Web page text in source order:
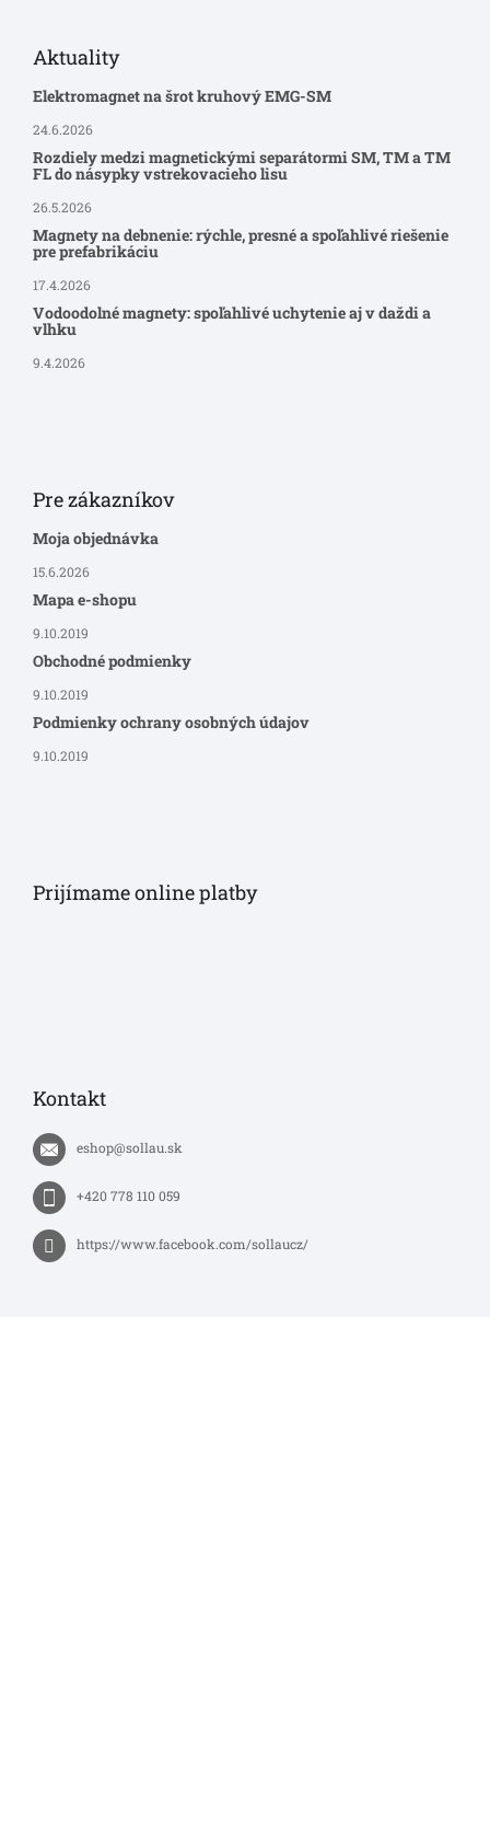
Aktuality
Elektromagnet na šrot kruhový EMG-SM
24.6.2026
Rozdiely medzi magnetickými separátormi SM, TM a TM
FL do násypky vstrekovacieho lisu
26.5.2026
Magnety na debnenie: rýchle, presné a spoľahlivé riešenie
pre prefabrikáciu
17.4.2026
Vodoodolné magnety: spoľahlivé uchytenie aj v daždi a
vlhku
9.4.2026
Pre zákazníkov
Moja objednávka
15.6.2026
Mapa e-shopu
9.10.2019
Obchodné podmienky
9.10.2019
Podmienky ochrany osobných údajov
9.10.2019
Prijímame online platby
Kontakt
eshop@sollau.sk
+420 778 110 059
https://www.facebook.com/sollaucz/